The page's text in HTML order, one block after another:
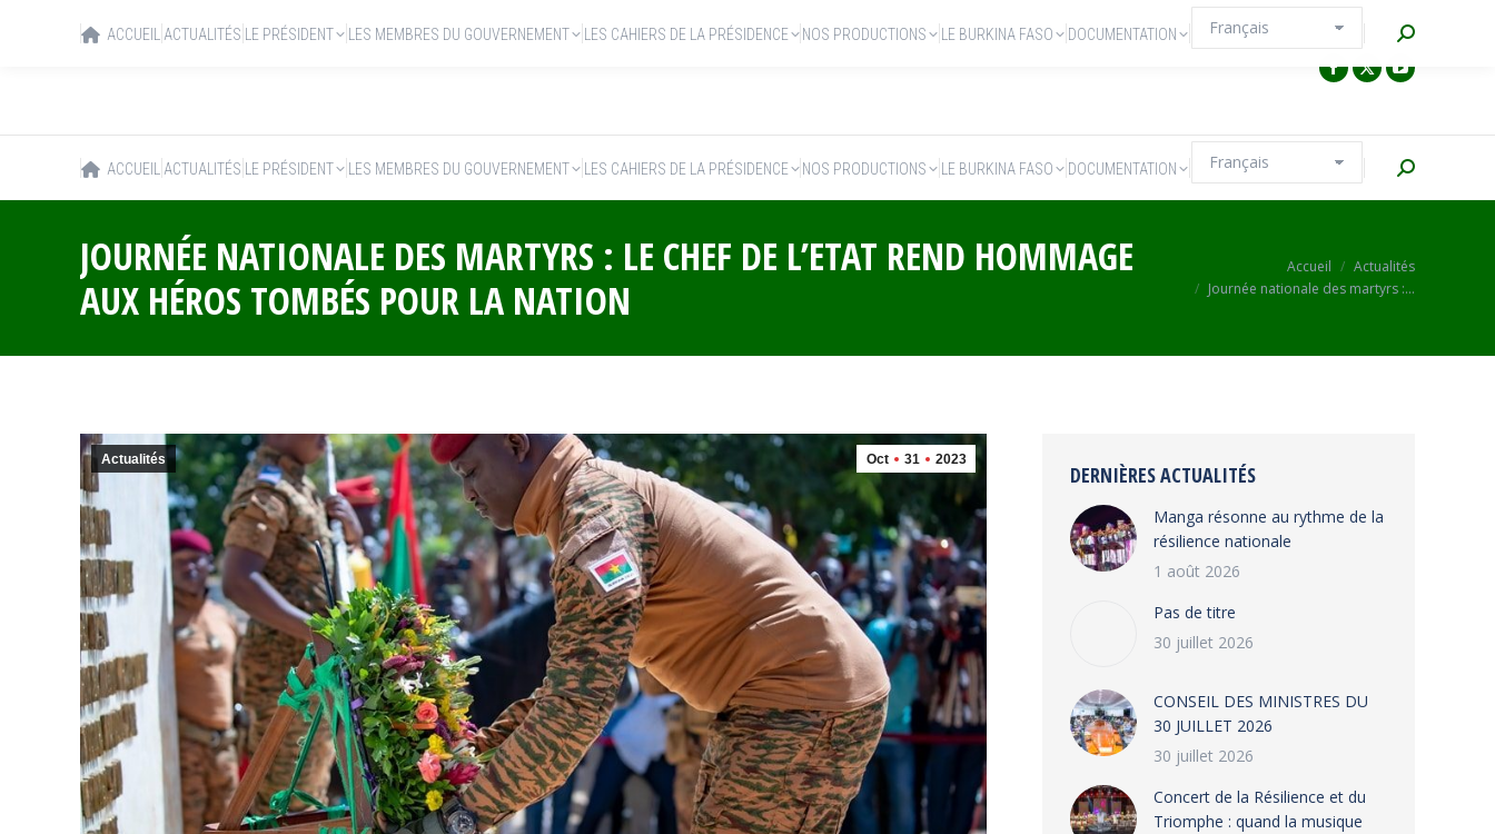
ACCUEIL ACTUALITÉS LE PRÉSIDENT LES MEMBRES DU GOUVERNEMENT LES CAHIERS DE LA PRÉSIDENCE NOS PRODUCTIONS LE BURKINA FASO DOCUMENTATION Recherche
JOURNÉE NATIONALE DES MARTYRS : LE CHEF DE L’ETAT REND HOMMAGE
AUX HÉROS TOMBÉS POUR LA NATION
Accueil
Actualités
Journée nationale des martyrs :…
Oct 31 2023
Actualités
DERNIÈRES ACTUALITÉS
Manga résonne au rythme de la
résilience nationale
1 août 2026
Pas de titre
30 juillet 2026
CONSEIL DES MINISTRES DU
30 JUILLET 2026
30 juillet 2026
‎​Concert de la Résilience et du
Triomphe : quand la musique
ACCUEIL ACTUALITÉS LE PRÉSIDENT LES MEMBRES DU GOUVERNEMENT LES CAHIERS DE LA PRÉSIDENCE NOS PRODUCTIONS LE BURKINA FASO DOCUMENTATION Recherche